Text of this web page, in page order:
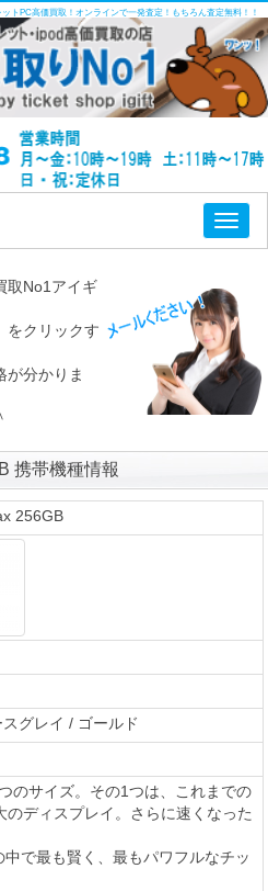
トPC高価買取！オンラインで一発査定！もちろん査定無料！！
取No1アイギ
をクリックす
分かりま
携帯機種情報
256GB
グレイ / ゴールド
のサイズ。その1つは、これまでの
のディスプレイ。さらに速くなった
中で最も賢く、最もパワフルなチッ